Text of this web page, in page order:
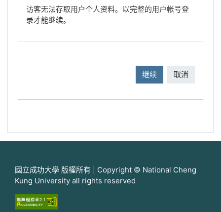
访客无法存取用户个人资料。以完整的用户帐号登
录才能继续。
继续 取消
國立成功大學 版權所有 | Copyright © National Cheng
Kung University all rights reserved